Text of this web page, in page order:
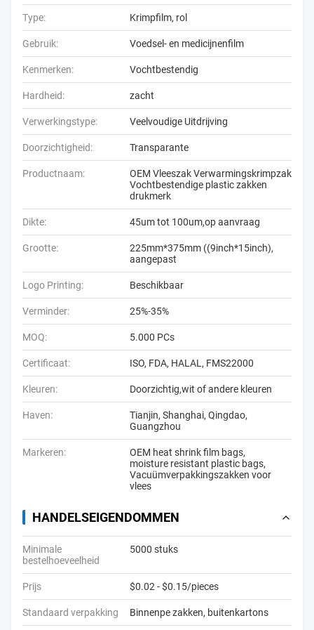
Type: Krimpfilm, rol
Gebruik: Voedsel- en medicijnenfilm
Kenmerken: Vochtbestendig
Hardheid: zacht
Verwerkingstype: Veelvoudige Uitdrijving
Doorzichtigheid: Transparante
Productnaam:
OEM Vleeszak Verwarmingskrimpzak
Vochtbestendige plastic zakken
drukmerk
Dikte: 45um tot 100um,op aanvraag
Grootte:
225mm*375mm ((9inch*15inch),
aangepast
Logo Printing: Beschikbaar
Verminder: 25%-35%
MOQ: 5.000 PCs
Certificaat: ISO, FDA, HALAL, FMS22000
Kleuren: Doorzichtig,wit of andere kleuren
Haven:
Tianjin, Shanghai, Qingdao,
Guangzhou
Markeren: OEM heat shrink film bags,
moisture resistant plastic bags,
Vacuümverpakkingszakken voor
vlees
HANDELSEIGENDOMMEN
Minimale
bestelhoeveelheid
5000 stuks
Prijs $0.02 - $0.15/pieces
Standaard verpakking Binnenpe zakken, buitenkartons